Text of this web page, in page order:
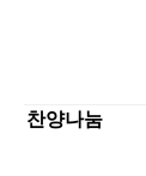
찬양나눔